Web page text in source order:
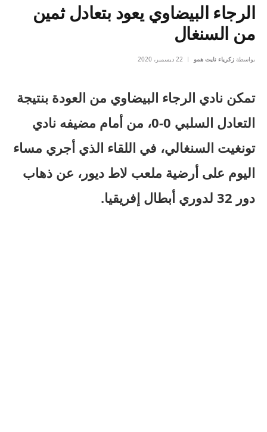
الرجاء البيضاوي يعود بتعادل ثمين
من السنغال
بواسطة زكرياء نايت همو 22 ديسمبر، 2020
تمكن نادي الرجاء البيضاوي من العودة بنتيجة
التعادل السلبي 0-0، من أمام مضيفه نادي
تونغيت السنغالي، في اللقاء الذي أجري مساء
اليوم على أرضية ملعب لاط ديور، عن ذهاب
دور 32 لدوري أبطال إفريقيا.